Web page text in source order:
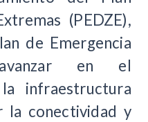
(PEDZE),
de Emergencia
en el
infraestructura
la conectividad y